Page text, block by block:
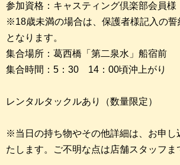
参加資格：キャスティング倶楽部会員様
※18歳未満の場合は、保護者様記入の誓
となります。
集合場所：葛西橋「第二泉水」船宿前
集合時間：5：30 14：00頃沖上がり
レンタルタックルあり（数量限定）
※当日の持ち物やその他詳細は、お申し
たします。ご不明な点は店舗スタッフま